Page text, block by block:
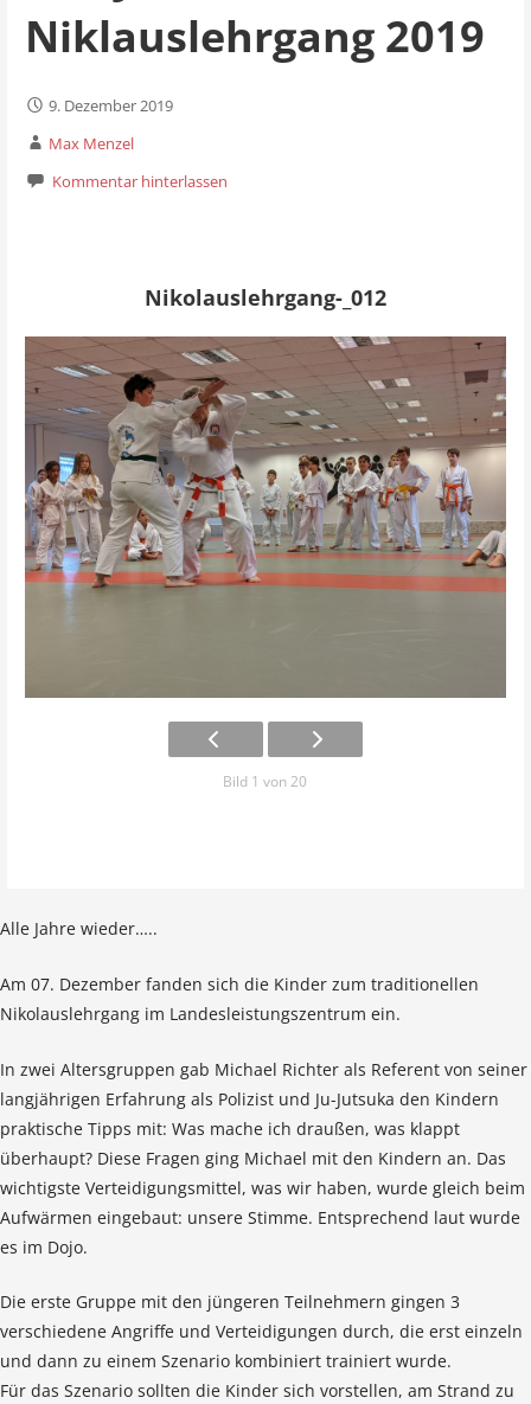
Niklauslehrgang 2019
9. Dezember 2019
Max Menzel
Kommentar hinterlassen
Nikolauslehrgang-_012
Bild 1 von 20
Alle Jahre wieder…..
Am 07. Dezember fanden sich die Kinder zum traditionellen
Nikolauslehrgang im Landesleistungszentrum ein.
In zwei Altersgruppen gab Michael Richter als Referent von seiner
langjährigen Erfahrung als Polizist und Ju-Jutsuka den Kindern
praktische Tipps mit: Was mache ich draußen, was klappt
überhaupt? Diese Fragen ging Michael mit den Kindern an. Das
wichtigste Verteidigungsmittel, was wir haben, wurde gleich beim
Aufwärmen eingebaut: unsere Stimme. Entsprechend laut wurde
es im Dojo.
Die erste Gruppe mit den jüngeren Teilnehmern gingen 3
verschiedene Angriffe und Verteidigungen durch, die erst einzeln
und dann zu einem Szenario kombiniert trainiert wurde.
Für das Szenario sollten die Kinder sich vorstellen, am Strand zu